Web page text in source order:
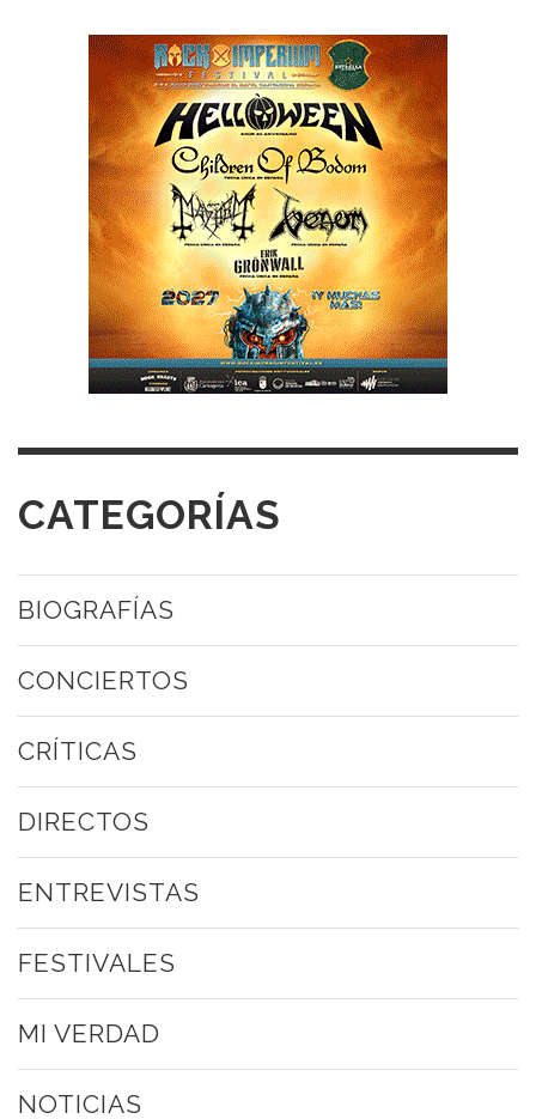
CATEGORÍAS
BIOGRAFÍAS
CONCIERTOS
CRÍTICAS
DIRECTOS
ENTREVISTAS
FESTIVALES
MI VERDAD
NOTICIAS